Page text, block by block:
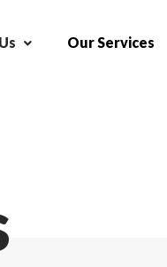
Our Services